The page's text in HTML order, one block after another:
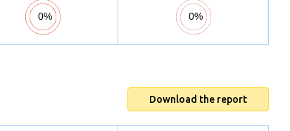
Download the report